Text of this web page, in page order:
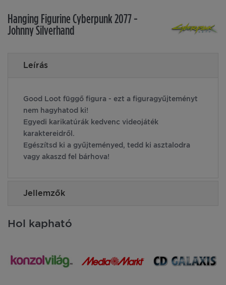
Hanging Figurine Cyberpunk 2077 -
Johnny Silverhand
Leírás
Good Loot függő figura - ezt a figuragyűjteményt
nem hagyhatod ki!
Egyedi karikatúrák kedvenc videojáték
karaktereidről.
Egészítsd ki a gyűjteményed, tedd ki asztalodra
vagy akaszd fel bárhova!
Jellemzők
Hol kapható